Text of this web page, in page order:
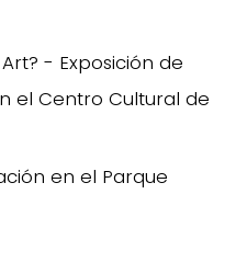
- Exposición de
el Centro Cultural de
en el Parque